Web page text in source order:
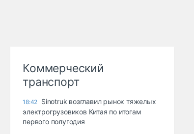
Коммерческий
транспорт
18:42 Sinotruk возглавил рынок тяжелых
электрогрузовиков Китая по итогам
первого полугодия